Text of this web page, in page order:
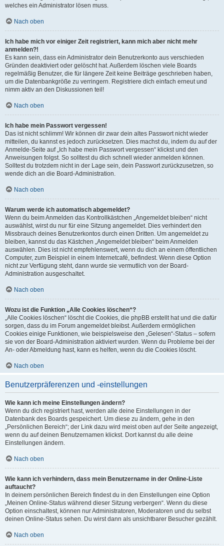
welches ein Administrator lösen muss.
Nach oben
Ich habe mich vor einiger Zeit registriert, kann mich aber nicht mehr
anmelden?!
Es kann sein, dass ein Administrator dein Benutzerkonto aus verschieden
Gründen deaktiviert oder gelöscht hat. Außerdem löschen viele Boards
regelmäßig Benutzer, die für längere Zeit keine Beiträge geschrieben haben,
um die Datenbankgröße zu verringern. Registriere dich einfach erneut und
nimm aktiv an den Diskussionen teil!
Nach oben
Ich habe mein Passwort vergessen!
Das ist nicht schlimm! Wir können dir zwar dein altes Passwort nicht wieder
mitteilen, du kannst es jedoch zurücksetzen. Dies machst du, indem du auf der
Anmelde-Seite auf „Ich habe mein Passwort vergessen“ klickst und den
Anweisungen folgst. So solltest du dich schnell wieder anmelden können.
Solltest du trotzdem nicht in der Lage sein, dein Passwort zurückzusetzen, so
wende dich an die Board-Administration.
Nach oben
Warum werde ich automatisch abgemeldet?
Wenn du beim Anmelden das Kontrollkästchen „Angemeldet bleiben“ nicht
auswählst, wirst du nur für eine Sitzung angemeldet. Dies verhindert den
Missbrauch deines Benutzerkontos durch einen Dritten. Um angemeldet zu
bleiben, kannst du das Kästchen „Angemeldet bleiben“ beim Anmelden
auswählen. Dies ist nicht empfehlenswert, wenn du dich an einem öffentlichen
Computer, zum Beispiel in einem Internetcafé, befindest. Wenn diese Option
nicht zur Verfügung steht, dann wurde sie vermutlich von der Board-
Administration ausgeschaltet.
Nach oben
Wozu ist die Funktion „Alle Cookies löschen“?
„Alle Cookies löschen“ löscht die Cookies, die phpBB erstellt hat und die dafür
sorgen, dass du im Forum angemeldet bleibst. Außerdem ermöglichen
Cookies einige Funktionen, wie beispielsweise den „Gelesen“-Status – sofern
sie von der Board-Administration aktiviert wurden. Wenn du Probleme bei der
An- oder Abmeldung hast, kann es helfen, wenn du die Cookies löscht.
Nach oben
Benutzerpräferenzen und -einstellungen
Wie kann ich meine Einstellungen ändern?
Wenn du dich registriert hast, werden alle deine Einstellungen in der
Datenbank des Boards gespeichert. Um diese zu ändern, gehe in den
„Persönlichen Bereich“; der Link dazu wird meist oben auf der Seite angezeigt,
wenn du auf deinen Benutzernamen klickst. Dort kannst du alle deine
Einstellungen ändern.
Nach oben
Wie kann ich verhindern, dass mein Benutzername in der Online-Liste
auftaucht?
In deinem persönlichen Bereich findest du in den Einstellungen eine Option
„Meinen Online-Status während dieser Sitzung verbergen“. Wenn du diese
Option einschaltest, können nur Administratoren, Moderatoren und du selbst
deinen Online-Status sehen. Du wirst dann als unsichtbarer Besucher gezählt.
Nach oben